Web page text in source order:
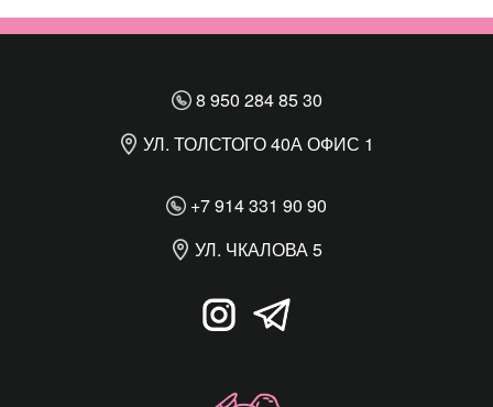
8 950 284 85 30
УЛ. ТОЛСТОГО 40А ОФИС 1
+7 914 331 90 90
УЛ. ЧКАЛОВА 5